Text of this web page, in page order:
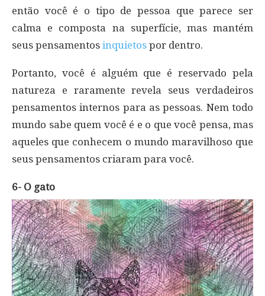
então você é o tipo de pessoa que parece ser
calma e composta na superfície, mas mantém
seus pensamentos inquietos por dentro.
Portanto, você é alguém que é reservado pela
natureza e raramente revela seus verdadeiros
pensamentos internos para as pessoas. Nem todo
mundo sabe quem você é e o que você pensa, mas
aqueles que conhecem o mundo maravilhoso que
seus pensamentos criaram para você.
6- O gato